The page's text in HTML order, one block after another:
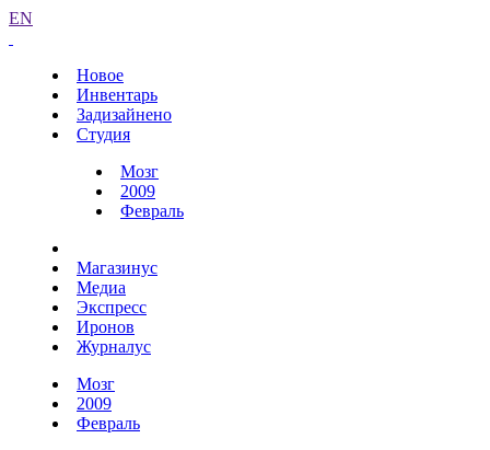
EN
Новое
Инвентарь
Задизайнено
Студия
Мозг
2009
Февраль
Магазинус
Медиа
Экспресс
Иронов
Журналус
Мозг
2009
Февраль